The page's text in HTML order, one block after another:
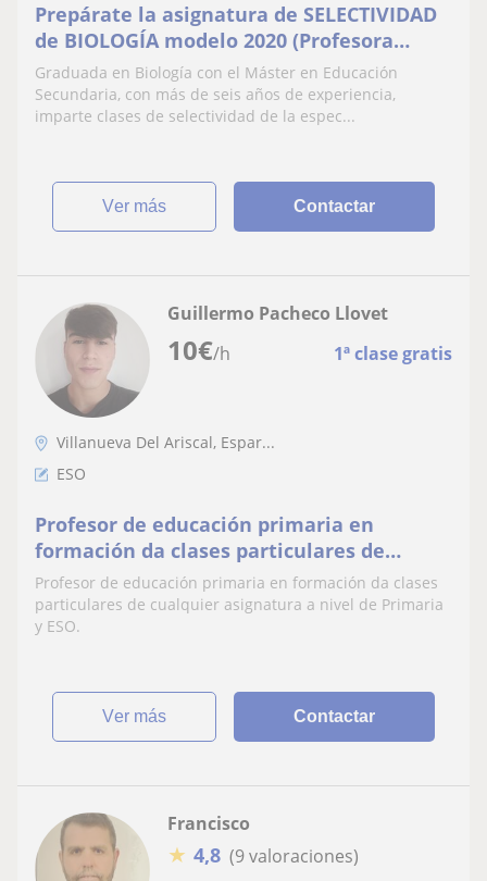
Prepárate la asignatura de SELECTIVIDAD
de BIOLOGÍA modelo 2020 (Profesora
Titulada)
Graduada en Biología con el Máster en Educación
Secundaria, con más de seis años de experiencia,
imparte clases de selectividad de la espec...
ver más Contactar
10€/h 1ª clase gratis
Guillermo Pacheco Llovet
Villanueva Del Ariscal, Espar...
ESO
Profesor de educación primaria en
formación da clases particulares de
cualquier asignatura a nivel de Primaria y
ESO
Profesor de educación primaria en formación da clases
particulares de cualquier asignatura a nivel de Primaria
y ESO.
ver más Contactar
Francisco
★ 4,8 (9 valoraciones)